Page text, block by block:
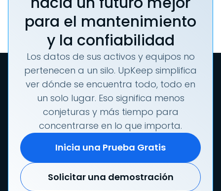
para el mantenimiento
y la confiabilidad
Los datos de sus activos y equipos no
pertenecen a un silo. UpKeep simplifica
ver dónde se encuentra todo, todo en
un solo lugar. Eso significa menos
conjeturas y más tiempo para
concentrarse en lo que importa.
Inicia una Prueba Gratis
Solicitar una demostración